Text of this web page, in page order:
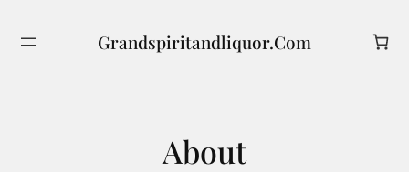
Grandspiritandliquor.com Search
About